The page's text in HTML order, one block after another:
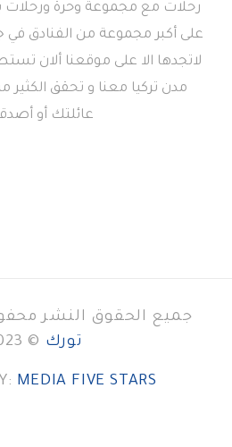
رحلات مع مجموعة وحرة ورحلات
على أكبر مجموعة من الفنادق في
لاتجدها الا على موقعنا ألان
مدن تركيا معنا و تحقق الكثير
عائلتك أو
جميع الحقوق النشر
تورك © 2023
MEDIA FIVE STARS